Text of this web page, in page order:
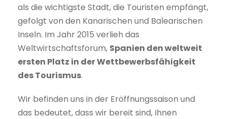
als die wichtigste Stadt, die Touristen empfängt,
gefolgt von den Kanarischen und Balearischen
Inseln. Im Jahr 2015 verlieh das
Weltwirtschaftsforum, Spanien den weltweit
ersten Platz in der Wettbewerbsfähigkeit
des Tourismus.
Wir befinden uns in der Eröffnungssaison und
das bedeutet, dass wir bereit sind, Ihnen